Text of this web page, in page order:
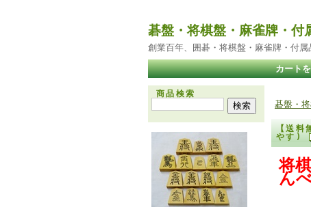
碁盤・将棋盤・麻雀牌・
創業百年、囲碁・将棋盤・麻雀牌・付属
カート
商品検索
碁盤・
【送
やす)
将
ん